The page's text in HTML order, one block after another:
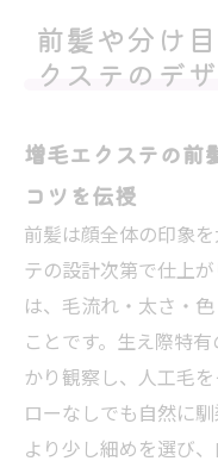
前髪や分け
クステのデ
増毛エクステの前
コツを伝授
前髪は顔全体の印象
テの設計次第で仕上
は、毛流れ・太さ・
ことです。生え際特
かり観察し、人工毛
ローなしでも自然に
より少し細めを選び